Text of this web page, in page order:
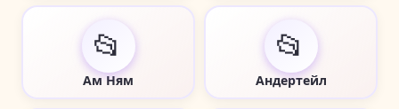
📂
Ам Ням
📂
Андертейл